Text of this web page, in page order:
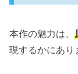
本作の魅力は、
現するかにあり